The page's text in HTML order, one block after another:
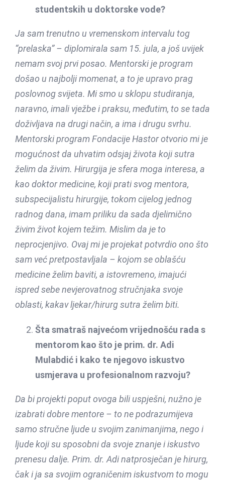
studentskih u doktorske vode?
Ja sam trenutno u vremenskom intervalu tog
“prelaska” – diplomirala sam 15. jula, a još uvijek
nemam svoj prvi posao. Mentorski je program
došao u najbolji momenat, a to je upravo prag
poslovnog svijeta. Mi smo u sklopu studiranja,
naravno, imali vježbe i praksu, međutim, to se tada
doživljava na drugi način, a ima i drugu svrhu.
Mentorski program Fondacije Hastor otvorio mi je
mogućnost da uhvatim odsjaj života koji sutra
želim da živim. Hirurgija je sfera moga interesa, a
kao doktor medicine, koji prati svog mentora,
subspecijalistu hirurgije, tokom cijelog jednog
radnog dana, imam priliku da sada djelimično
živim život kojem težim. Mislim da je to
neprocjenjivo. Ovaj mi je projekat potvrdio ono što
sam već pretpostavljala – kojom se oblašću
medicine želim baviti, a istovremeno, imajući
ispred sebe nevjerovatnog stručnjaka svoje
oblasti, kakav ljekar/hirurg sutra želim biti.
Šta smatraš najvećom vrijednošću rada s
mentorom kao što je prim. dr. Adi
Mulabdić i kako te njegovo iskustvo
usmjerava u profesionalnom razvoju?
Da bi projekti poput ovoga bili uspješni, nužno je
izabrati dobre mentore – to ne podrazumijeva
samo stručne ljude u svojim zanimanjima, nego i
ljude koji su sposobni da svoje znanje i iskustvo
prenesu dalje. Prim. dr. Adi natprosječan je hirurg,
čak i ja sa svojim ograničenim iskustvom to mogu